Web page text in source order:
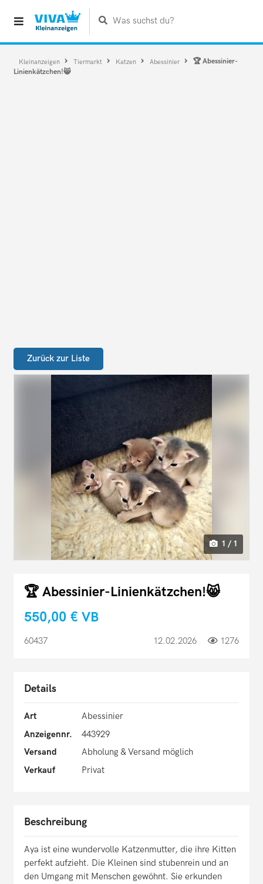
Was suchst du?
Kleinanzeigen Tiermarkt Katzen Abessinier
🏆 Abessinier-
Linienkätzchen!😸
Zurück zur Liste
1 / 1
🏆 Abessinier-Linienkätzchen!😸
550,00 € VB
60437 12.02.2026 1276
Details
Art
Abessinier
Anzeigennr.
443929
Versand
Abholung & Versand möglich
Verkauf
Privat
Beschreibung
Aya ist eine wundervolle Katzenmutter, die ihre Kitten
perfekt aufzieht. Die Kleinen sind stubenrein und an
den Umgang mit Menschen gewöhnt. Sie erkunden